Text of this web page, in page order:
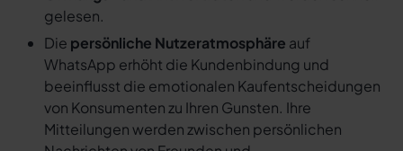
gelesen.
Die persönliche Nutzeratmosphäre auf
WhatsApp erhöht die Kundenbindung und
beeinflusst die emotionalen Kaufentscheidungen
von Konsumenten zu Ihren Gunsten. Ihre
Mitteilungen werden zwischen persönlichen